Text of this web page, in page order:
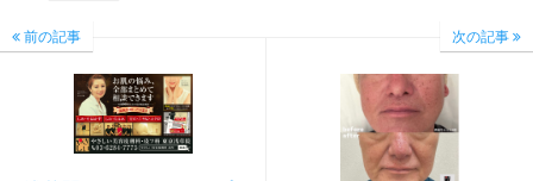
前の記事 次の記事